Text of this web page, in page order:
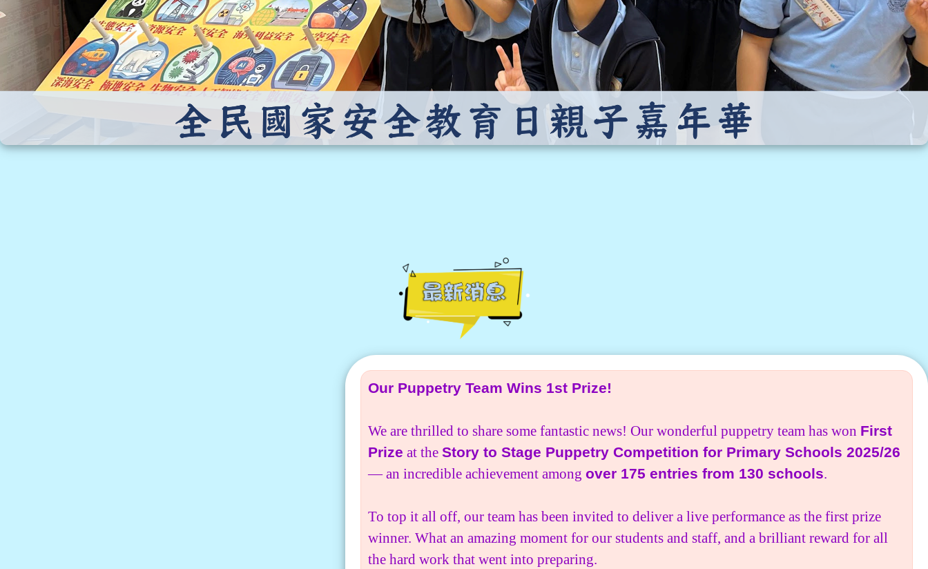
Our Puppetry Team Wins 1st Prize!
We are thrilled to share some fantastic news! Our wonderful puppetry team has won First
Prize at the Story to Stage Puppetry Competition for Primary Schools 2025/26
— an incredible achievement among over 175 entries from 130 schools.
To top it all off, our team has been invited to deliver a live performance as the first prize
winner. What an amazing moment for our students and staff, and a brilliant reward for all
the hard work that went into preparing.